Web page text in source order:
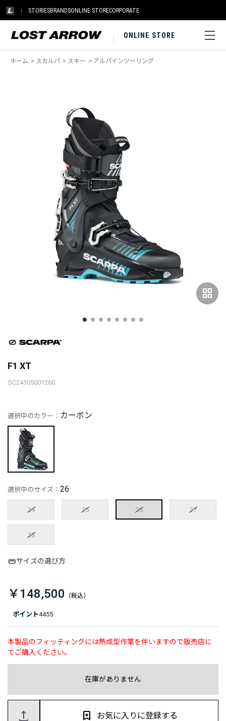
STORIESBRANDSONLINE STORECORPORATE
ONLINE STORE
ホーム > スカルパ > スキー > アルパインツーリング
grid_view
F1 XT
SC24305001260
ポイント4455
選択中のカラー： カーボン
選択中のサイズ： 26
24 25 26 27
28
サイズの選び方
￥148,500
在庫がありません
お気に入りに登録する
本製品のフィッティングには熱成型作業を伴いますので販売店に
てご購入ください。